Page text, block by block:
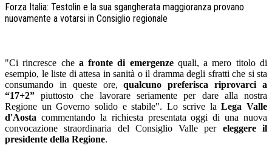
Forza Italia: Testolin e la sua sgangherata maggioranza provano
nuovamente a votarsi in Consiglio regionale
"Ci rincresce che a fronte di emergenzequali, a mero titolo di
esempio, le liste di attesa in sanità o il dramma degli sfratti che si sta
consumando in queste ore,qualcuno preferisca riprovarci a
“17+2” piuttosto che lavorare seriamente per dare alla nostra
Regione un Governo solido e stabile". Lo scrive laLega Valle
d'Aosta commentando la richiesta presentata oggi di una nuova
convocazione straordinaria del Consiglio Valle per eleggere il
presidente della Regione.